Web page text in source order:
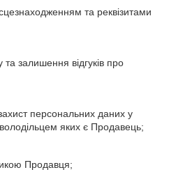
та реквізитами
залишення відгуків про
персональних даних у
яких є Продавець;
Продавця;